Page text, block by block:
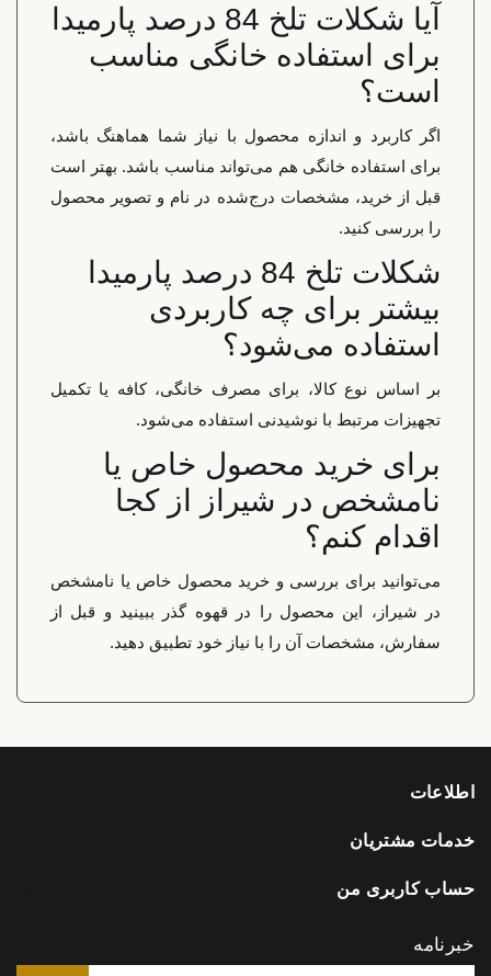
آیا شکلات تلخ 84 درصد پارمیدا
برای استفاده خانگی مناسب
است؟
اگر کاربرد و اندازه محصول با نیاز شما هماهنگ باشد،
برای استفاده خانگی هم می‌تواند مناسب باشد. بهتر است
قبل از خرید، مشخصات درج‌شده در نام و تصویر محصول
را بررسی کنید.
شکلات تلخ 84 درصد پارمیدا
بیشتر برای چه کاربردی
استفاده می‌شود؟
بر اساس نوع کالا، برای مصرف خانگی، کافه یا تکمیل
تجهیزات مرتبط با نوشیدنی استفاده می‌شود.
برای خرید محصول خاص یا
نامشخص در شیراز از کجا
اقدام کنم؟
می‌توانید برای بررسی و خرید محصول خاص یا نامشخص
در شیراز، این محصول را در قهوه گذر ببینید و قبل از
سفارش، مشخصات آن را با نیاز خود تطبیق دهید.
اطلاعات
خدمات مشتریان
حساب کاربری من
خبرنامه